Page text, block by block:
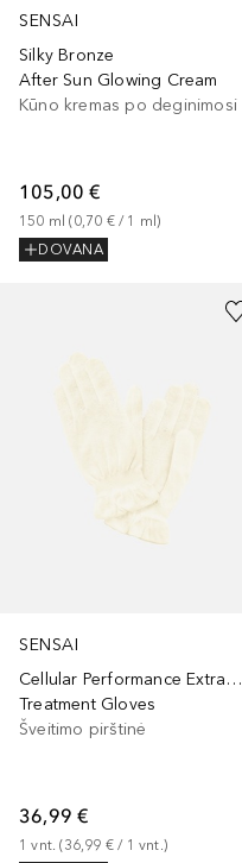
SENSAI
Silky Bronze
After Sun Glowing Cream
Kūno kremas po deginimosi
105,00 €
150 ml (0,70 € / 1 ml)
DOVANA
SENSAI
Cellular Performance Extra Intensive
Treatment Gloves
Šveitimo pirštinė
36,99 €
1 vnt. (36,99 € / 1 vnt.)